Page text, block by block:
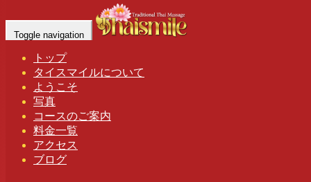
Toggle navigation
トップ
タイスマイルについて
ようこそ
写真
コースのご案内
料金一覧
アクセス
ブログ
Monthly Blogs for 9月 2022
Home - Blogs for 9月, 2022
茨城 タイスマイル タイ古式マッサージ
apple
2022年9月1日
アロマオイルマッサージ
ラックス効果